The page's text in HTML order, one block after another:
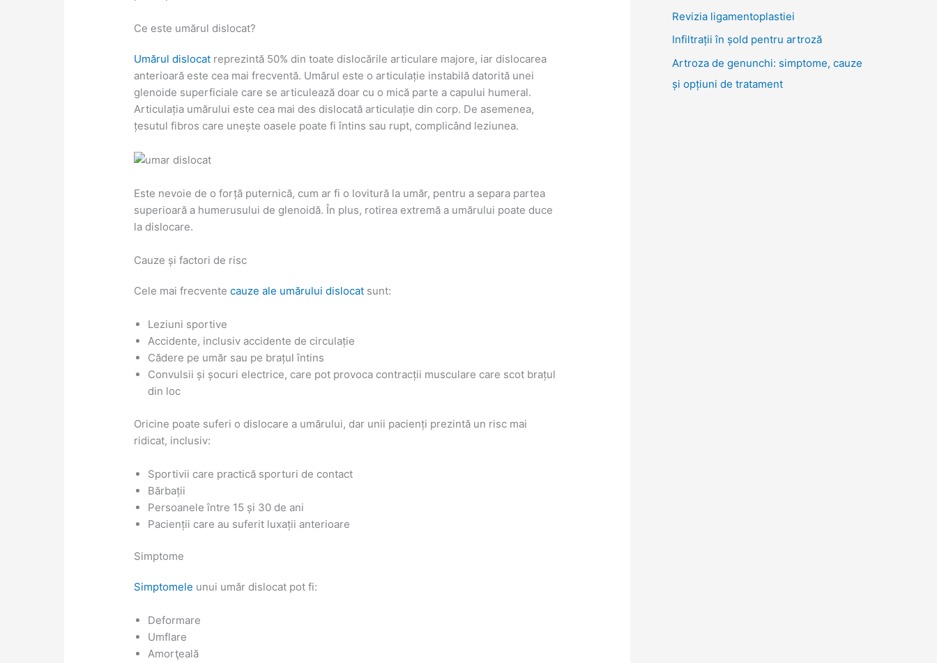
Ce este umărul dislocat?
Umărul dislocat reprezintă 50% din toate dislocările articulare majore, iar dislocarea
anterioară este cea mai frecventă. Umărul este o articulație instabilă datorită unei
glenoide superficiale care se articulează doar cu o mică parte a capului humeral.
Articulația umărului este cea mai des dislocată articulație din corp. De asemenea,
țesutul fibros care unește oasele poate fi întins sau rupt, complicând leziunea.
Este nevoie de o forță puternică, cum ar fi o lovitură la umăr, pentru a separa partea
superioară a humerusului de glenoidă. În plus, rotirea extremă a umărului poate duce
la dislocare.
Cauze și factori de risc
Cele mai frecventecauze ale umărului dislocat sunt:
Leziuni sportive
Accidente, inclusiv accidente de circulație
Cădere pe umăr sau pe brațul întins
Convulsii și șocuri electrice, care pot provoca contracții musculare care scot brațul
din loc
Oricine poate suferi o dislocare a umărului, dar unii pacienți prezintă un risc mai
ridicat, inclusiv:
Sportivii care practică sporturi de contact
Bărbații
Persoanele între 15 și 30 de ani
Pacienții care au suferit luxații anterioare
Simptome
Simptomele unui umăr dislocat pot fi:
Deformare
Umflare
Amorţeală
:
Revizia ligamentoplastiei
Infiltrații în șold pentru artroză
Artroza de genunchi: simptome, cauze
și opțiuni de tratament